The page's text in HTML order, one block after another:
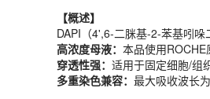
高浓度母液：
穿透性强： 适用于固定细胞/
多重染色兼容：最大吸收波长
【使用方法】
【概述】
DAPI（4',6-二脒基-2-苯基吲哚
高浓度母液： 本品使用ROCHE
穿透性强： 适用于固定细胞/组
多重染色兼容： 最大吸收波长